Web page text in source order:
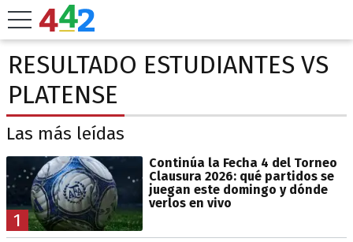
RESULTADO ESTUDIANTES VS
PLATENSE
Las más leídas
1
Continúa la Fecha 4 del Torneo
Clausura 2026: qué partidos se
juegan este domingo y dónde
verlos en vivo